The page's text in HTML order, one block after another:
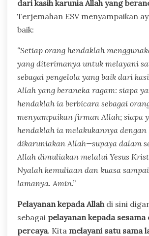
dari kasih karunia Allah yang
Terjemahan ESV menyampaikan
baik:
“Setiap orang hendaklah
yang diterimanya untuk melayani
sebagai pengelola yang baik dari
Allah yang beraneka ragam: siapa
hendaklah ia berbicara sebagai
menyampaikan firman Allah; siapa
hendaklah ia melakukannya
dikaruniakan Allah—supaya dalam
Allah dimuliakan melalui Yesus
Nyalah kemuliaan dan kuasa
lamanya. Amin.”
Pelayanan kepada Allah di sini
sebagai pelayanan kepada
percaya. Kita melayani satu sama